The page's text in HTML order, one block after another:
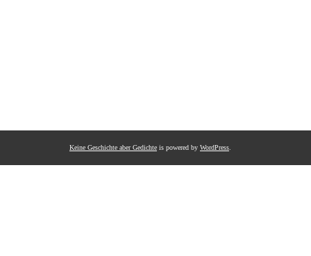
Keine Geschichte aber Gedichte is powered by WordPress